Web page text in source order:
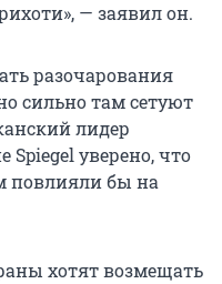
— заявил он.
разочарования
сильно там сетуют
лидер
Spiegel уверено, что
повлияли бы на
хотят возмещать